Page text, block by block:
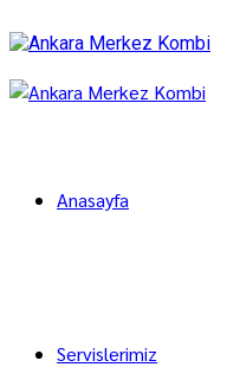
Anasayfa
Servislerimiz